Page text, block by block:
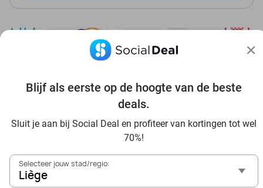
Blijf als eerste op de hoogte van de beste
deals.
Sluit je aan bij Social Deal en profiteer van kortingen tot wel
70%!
Selecteer jouw stad/regio:
Liège
Ontdek nog meer topdeals in jouw omgeving